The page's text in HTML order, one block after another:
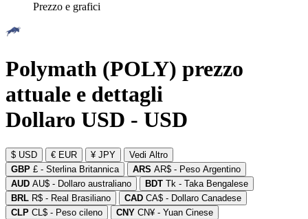
Prezzo e grafici
Polymath (POLY) prezzo
attuale e dettagli
Dollaro USD - USD
$ USD € EUR ¥ JPY
Vedi Altro
GBP £ - Sterlina Britannica ARS AR$ - Peso Argentino
AUD AU$ - Dollaro australiano BDT Tk - Taka Bengalese
BRL R$ - Real Brasiliano CAD CA$ - Dollaro Canadese
CLP CL$ - Peso cileno CNY CN¥ - Yuan Cinese